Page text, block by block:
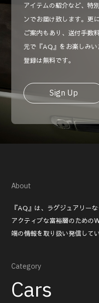
アイテムの紹介など、特
ンでお届け致します。更
ご案内もあり、送付手数
元で『AQ』をお楽しみい
登録は無料です。
Sign Up
About
『AQ』は、ラグジュアリー
アクティブな富裕層のための
端の情報を取り扱い発信して
Category
Cars